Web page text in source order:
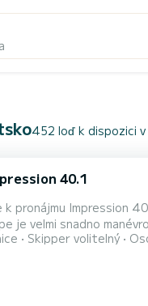
452 loď k dispozici v
40.1
k pronájmu Impression
snadno manévrovatelná a
S celkovou délkou12 m
Skipper volitelný